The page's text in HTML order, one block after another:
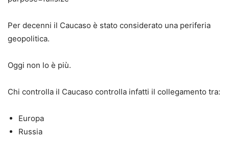
Per decenni il Caucaso è stato considerato una periferia
geopolitica.
Oggi non lo è più.
Chi controlla il Caucaso controlla infatti il collegamento tra:
Europa
Russia